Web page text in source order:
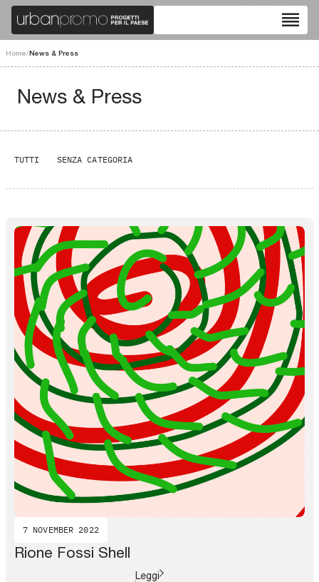
reorder
Home/News & Press
News & Press
TUTTI SENZA CATEGORIA
7 NOVEMBER 2022
Rione Fossi Shell
Leggi